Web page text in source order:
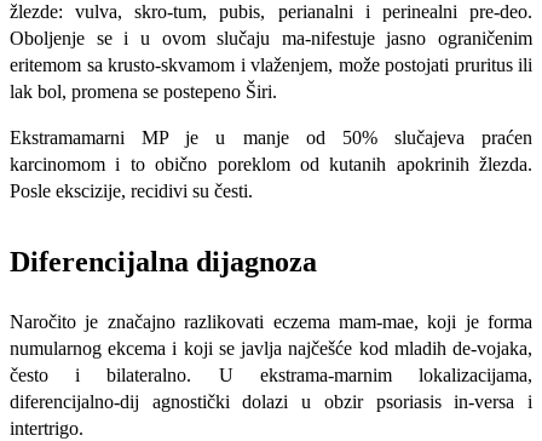
žlezde: vulva, skro-tum, pubis, perianalni i perinealni pre-deo.
Oboljenje se i u ovom slučaju ma-nifestuje jasno ograničenim
eritemom sa krusto-skvamom i vlaženjem, može postojati pruritus ili
lak bol, promena se postepeno Širi.
Ekstramamarni MP je u manje od 50% slučajeva praćen
karcinomom i to obično poreklom od kutanih apokrinih žlezda.
Posle ekscizije, recidivi su česti.
Diferencijalna dijagnoza
Naročito je značajno razlikovati eczema mam-mae, koji je forma
numularnog ekcema i koji se javlja najčešće kod mladih de-vojaka,
često i bilateralno. U ekstrama-marnim lokalizacijama,
diferencijalno-dij agnostički dolazi u obzir psoriasis in-versa i
intertrigo.